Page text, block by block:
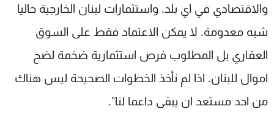
والاقتصادي في اي بلد. واستثمارات لبنان الخارجية حاليا
شبه معدومة. لا يمكن الاعتماد فقط على السوق
العقاري بل المطلوب فرص استثمارية ضخمة لضخ
اموال للبنان. اذا لم نأخذ الخطوات الصحيحة ليس هناك
من احد مستعد ان يبقى داعما لنا".